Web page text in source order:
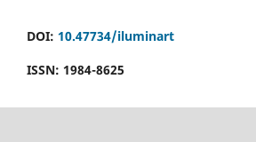
DOI: 10.47734/iluminart
ISSN: 1984-8625